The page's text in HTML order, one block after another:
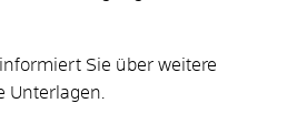
Sie über weitere
Unterlagen.